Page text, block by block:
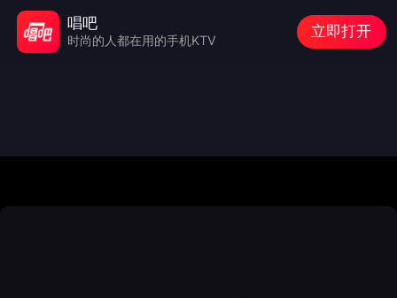
唱吧
时尚的人都在用的手机KTV
立即打开